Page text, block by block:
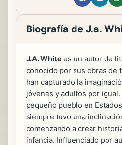
Biografía de J.a.
J.A. White es un autor de
conocido por sus obras de
han capturado la
jóvenes y adultos por igual.
pequeño pueblo en
siempre tuvo una
comenzando a crear
infancia. Influenciado por